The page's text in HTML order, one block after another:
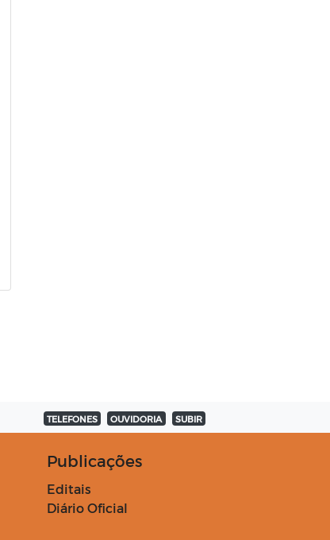
TELEFONES OUVIDORIA SUBIR
Publicações
Editais
Diário Oficial